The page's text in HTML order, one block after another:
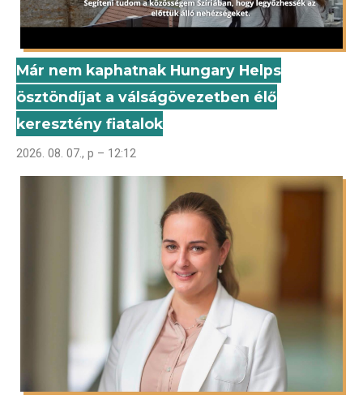
Már nem kaphatnak Hungary Helps
ösztöndíjat a válságövezetben élő
keresztény fiatalok
2026. 08. 07., p – 12:12